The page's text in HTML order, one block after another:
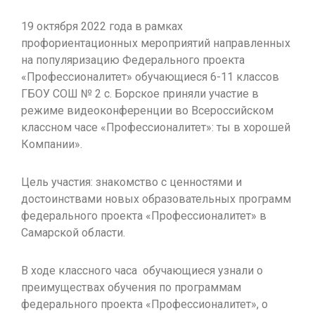
19 октября 2022 года в рамках
профориентационных мероприятий направленных
на популяризацию Федерального проекта
«Профессионалитет» обучающиеся 6-11 классов
ГБОУ СОШ № 2 с. Борское приняли участие в
режиме видеоконференции во Всероссийском
классном часе «Профессионалитет»: ты в хорошей
Компании».
Цель участия: знакомство с ценностями и
достоинствами новых образовательных программ
федерального проекта «Профессионалитет» в
Самарской области.
В ходе классного часа обучающиеся узнали о
преимуществах обучения по программам
федерального проекта «Профессионалитет», о